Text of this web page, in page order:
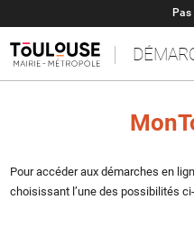
Pour accéder aux démarches en
choisissant l’une des possibilités